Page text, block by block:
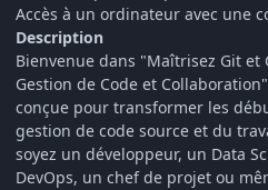
Accès à un ordinateur avec une
Description
Bienvenue dans "Maîtrisez Git et
Gestion de Code et
conçue pour transformer les
gestion de code source et du
soyez un développeur, un Data
DevOps, un chef de projet ou